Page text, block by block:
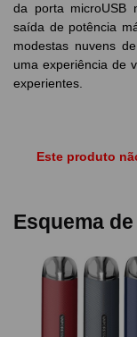
da porta microUSB
saída de potência
modestas nuvens
uma experiência de
experientes.
Este produto
Esquema